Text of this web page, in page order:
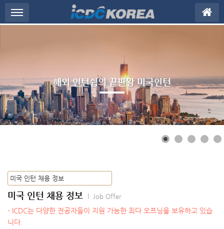
해외 인턴쉽의 끝판왕 미국인턴
미국 인턴 채용 정보 l Job Offer
- ICDC는 다양한 전공자들이 지원 가능한 최다 오프닝을 보유하고 있습
니다.